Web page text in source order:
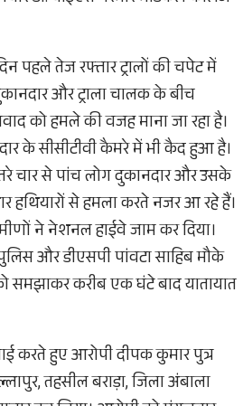
पहले तेज रफ्तार ट्रालों की चपेट में
और ट्राला चालक के बीच
को हमले की वजह माना जा रहा है।
के सीसीटीवी कैमरे में भी कैद हुआ है।
चार से पांच लोग दुकानदार और उसके
हथियारों से हमला करते नजर आ रहे हैं।
ने नेशनल हाईवे जाम कर दिया।
और डीएसपी पांवटा साहिब मौके
समझाकर करीब एक घंटे बाद यातायात
करते हुए आरोपी दीपक कुमार पुत्र
तहसील बराड़ा, जिला अंबाला